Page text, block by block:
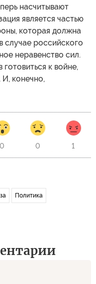
насчитывают
является частью
которая должна
случае российского
неравенство сил.
к войне,
И, конечно,
0 0 1
Политика